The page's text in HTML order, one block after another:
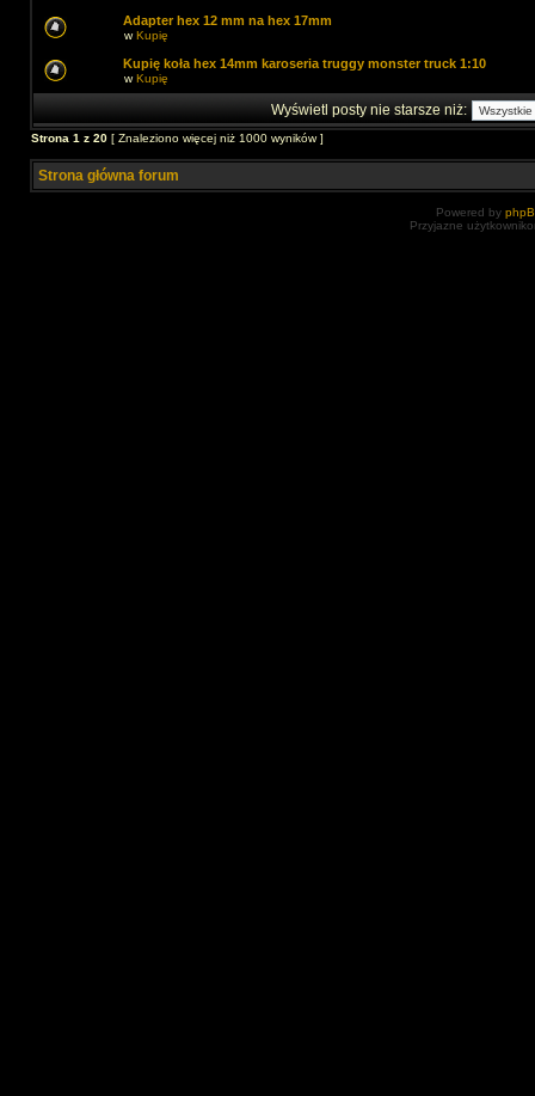
Adapter hex 12 mm na hex 17mm
wKupię
Kupię koła hex 14mm karoseria truggy monster truck 1:10
wKupię
Wyświetl posty nie starsze niż:
Strona 1 z 20 [ Znaleziono więcej niż 1000 wyników ]
Strona główna forum
Powered by
Przyjazne